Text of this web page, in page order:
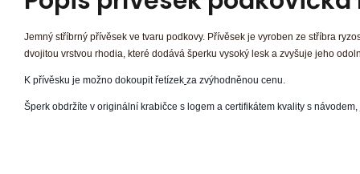
Jemný stříbrný přívěsek ve tvaru podkovy. Přívěsek je vyroben ze stříbra
dvojitou vrstvou rhodia, které dodává šperku vysoký lesk a zvyšuje jeho
K přívěsku je možno dokoupit řetízek za zvýhodněnou cenu
Šperk obdržíte v originální krabičce s logem a certifikátem kvality s